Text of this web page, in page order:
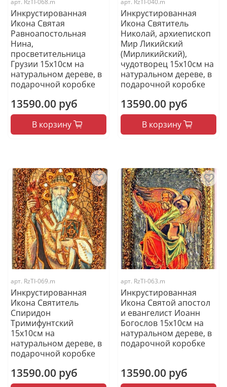
Инкрустированная
Икона Святая
Равноапостольная
Нина,
просветительница
Грузии 15х10см на
натуральном дереве, в
подарочной коробке
13590.00 руб
В корзину
Инкрустированная
Икона Святитель
Николай, архиепископ
Мир Ликийский
(Мирликийский),
чудотворец 15х10см на
натуральном дереве, в
подарочной коробке
13590.00 руб
В корзину
арт. RzTI-069.m
Инкрустированная
Икона Святитель
Спиридон
Тримифунтский
15х10см на
натуральном дереве, в
подарочной коробке
13590.00 руб
арт. RzTI-063.m
Инкрустированная
Икона Святой апостол
и евангелист Иоанн
Богослов 15х10см на
натуральном дереве, в
подарочной коробке
13590.00 руб